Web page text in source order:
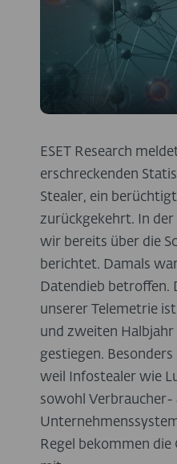
ESET Research
erschreckenden
Stealer, ein
zurückgekehrt. In
wir bereits über die
berichtet. Damals
Datendieb betroffen.
unserer Telemetrie
und zweiten
gestiegen.
weil Infostealer wie
sowohl Verbraucher-
Regel bekommen